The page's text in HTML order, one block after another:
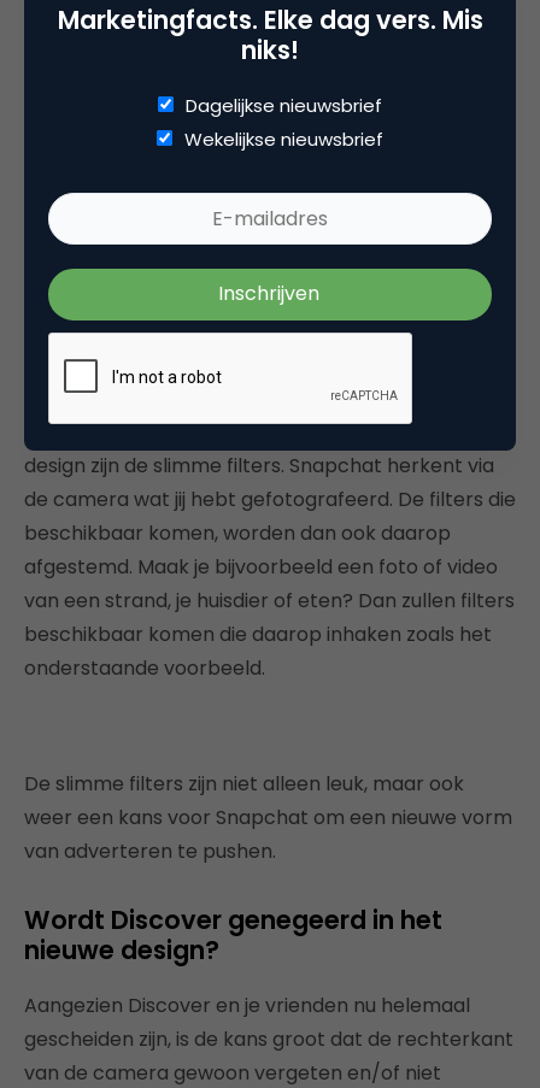
De manier van adverteren op Snapchat blijft
Discover laten zien en gesponsorde filters en
lenzen inzetten. Het enige dat verandert qua
op Snapchat, Promoted Stories Ads, verhuizen van
de Stories-kant naar de Discover-kant. Dit omdat
de originele Stories-sectie zo goed als verdwenen
NIEUW: slimme Snapchatfilters
Een nieuwe feature die meekomt met het nieuwe
design zijn de slimme filters. Snapchat herkent via
de camera wat jij hebt gefotografeerd. De filters die
beschikbaar komen, worden dan ook daarop
afgestemd. Maak je bijvoorbeeld een foto of video
van een strand, je huisdier of eten? Dan zullen filters
beschikbaar komen die daarop inhaken zoals het
onderstaande voorbeeld.
De slimme filters zijn niet alleen leuk, maar ook
weer een kans voor Snapchat om een nieuwe vorm
van adverteren te pushen.
Wordt Discover genegeerd in het
nieuwe design?
Aangezien Discover en je vrienden nu helemaal
gescheiden zijn, is de kans groot dat de rechterkant
van de camera gewoon vergeten en/of niet
Marketingfacts. Elke dag vers. Mis
niks!
Dagelijkse nieuwsbrief
Wekelijkse nieuwsbrief